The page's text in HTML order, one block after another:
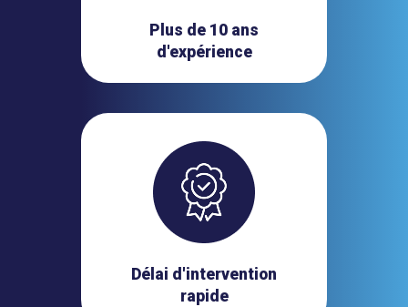
Plus de 10 ans
d'expérience
Délai d'intervention
rapide